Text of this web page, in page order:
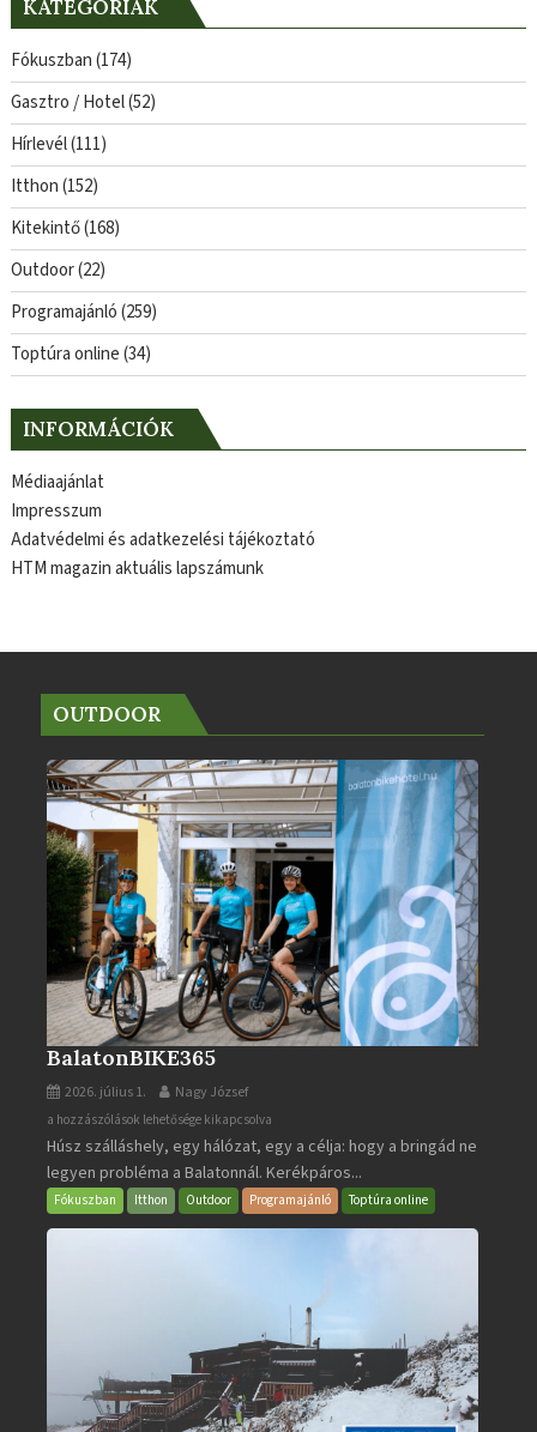
KATEGÓRIÁK
Fókuszban(174)
Gasztro / Hotel(52)
Hírlevél(111)
Itthon(152)
Kitekintő(168)
Outdoor(22)
Programajánló(259)
Toptúra online(34)
INFORMÁCIÓK
Médiaajánlat
Impresszum
Adatvédelmi és adatkezelési tájékoztató
HTM magazin aktuális lapszámunk
OUTDOOR
BalatonBIKE365
2026. július 1. Nagy József
BalatonBIKE365
bejegyzéshez
a hozzászólások lehetősége kikapcsolva
Húsz szálláshely, egy hálózat, egy a célja: hogy a bringád ne
legyen probléma a Balatonnál. Kerékpáros...
Fókuszban Itthon Outdoor Programajánló Toptúra online